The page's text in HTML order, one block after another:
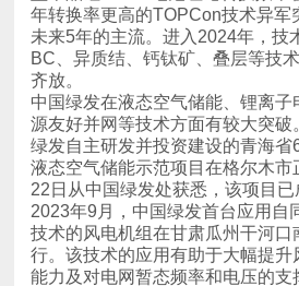
齐放。
22日从中国绿发处获悉，该项目已